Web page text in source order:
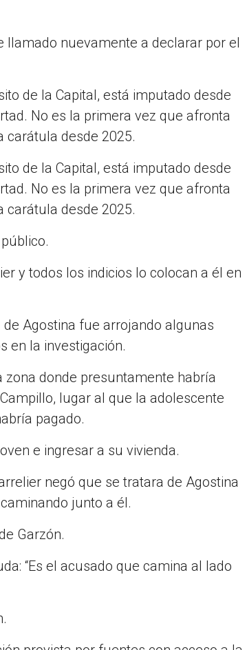
nuevamente a declarar por el
de la Capital, está imputado desde
No es la primera vez que afronta
carátula desde 2025.
de la Capital, está imputado desde
No es la primera vez que afronta
carátula desde 2025.
y todos los indicios lo colocan a él en
Agostina fue arrojando algunas
en la investigación.
donde presuntamente habría
lugar al que la adolescente
pagado.
e ingresar a su vivienda.
negó que se tratara de Agostina
junto a él.
Garzón.
“Es el acusado que camina al lado